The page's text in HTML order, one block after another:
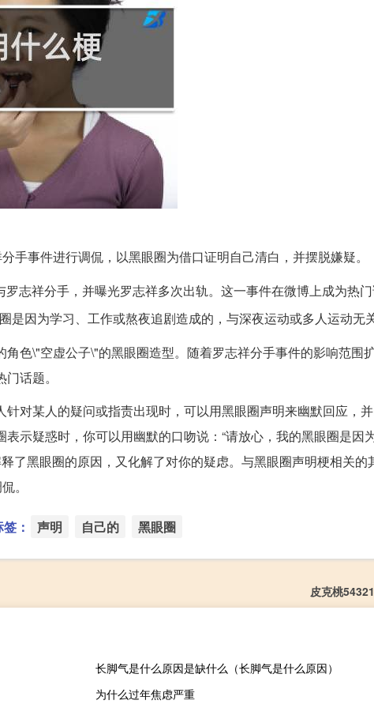
手事件进行调侃，以黑眼圈为借口证明自己清白，并摆脱嫌疑。
志祥分手，并曝光罗志祥多次出轨。这一事件在微博上成为热
是因为学习、工作或熬夜追剧造成的，与深夜运动或多人运动无关
色\"空虚公子\"的黑眼圈造型。随着罗志祥分手事件的影响范围
话题。
对某人的疑问或指责出现时，可以用黑眼圈声明来幽默回应，
示疑惑时，你可以用幽默的口吻说：“请放心，我的黑眼圈是因
了黑眼圈的原因，又化解了对你的疑虑。与黑眼圈声明梗相关的
。
： 声明 自己的 黑眼圈
皮克桃
长脚气是什么原因是缺什么（长脚气是什么原因）
为什么过年焦虑严重